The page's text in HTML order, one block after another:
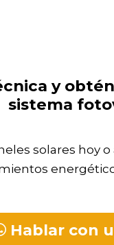
y
sistema
solares hoy
Hablar con